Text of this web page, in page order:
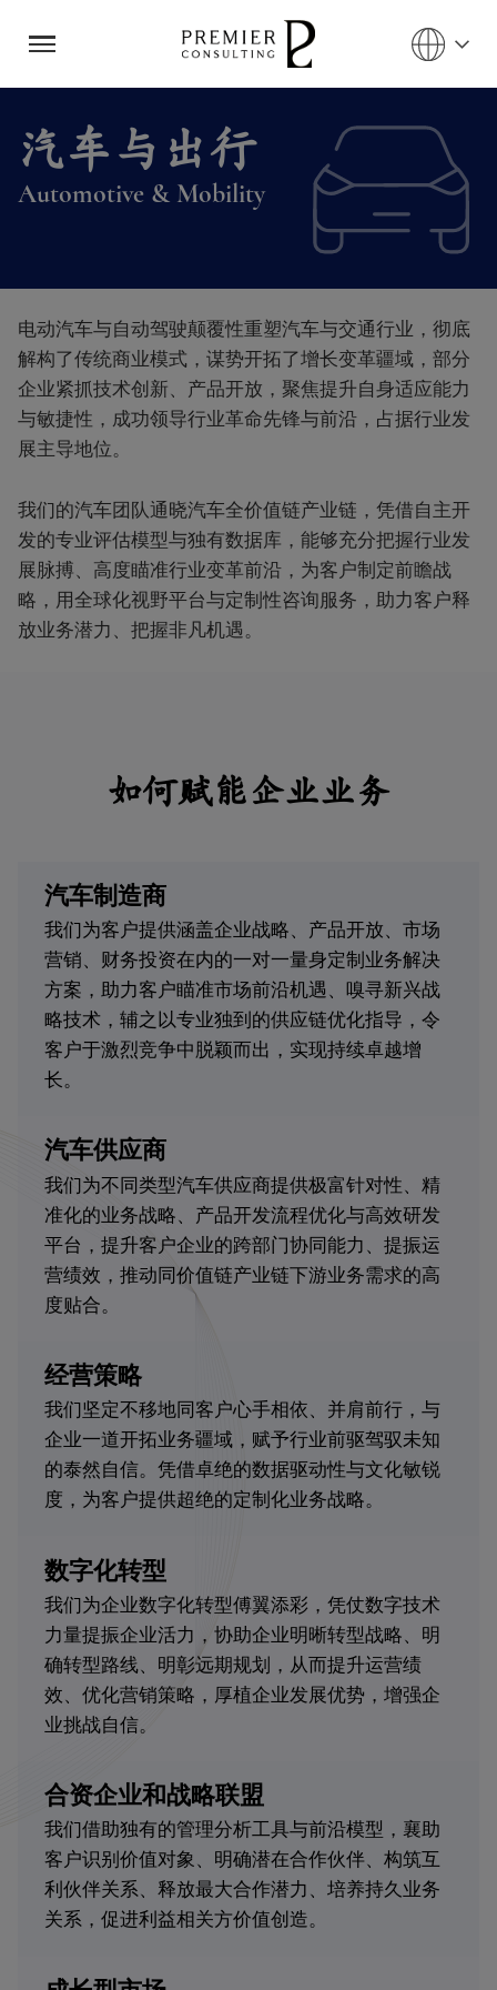
汽车与出行
Automotive & Mobility
电动汽车与自动驾驶颠覆性重塑汽车与交通行业，彻底
解构了传统商业模式，谋势开拓了增长变革疆域，部分
企业紧抓技术创新、产品开放，聚焦提升自身适应能力
与敏捷性，成功领导行业革命先锋与前沿，占据行业发
展主导地位。
我们的汽车团队通晓汽车全价值链产业链，凭借自主开
发的专业评估模型与独有数据库，能够充分把握行业发
展脉搏、高度瞄准行业变革前沿，为客户制定前瞻战
略，用全球化视野平台与定制性咨询服务，助力客户释
放业务潜力、把握非凡机遇。
如何赋能企业业务
汽车制造商
我们为客户提供涵盖企业战略、产品开放、市场
营销、财务投资在内的一对一量身定制业务解决
方案，助力客户瞄准市场前沿机遇、嗅寻新兴战
略技术，辅之以专业独到的供应链优化指导，令
客户于激烈竞争中脱颖而出，实现持续卓越增
长。
汽车供应商
我们为不同类型汽车供应商提供极富针对性、精
准化的业务战略、产品开发流程优化与高效研发
平台，提升客户企业的跨部门协同能力、提振运
营绩效，推动同价值链产业链下游业务需求的高
度贴合。
经营策略
我们坚定不移地同客户心手相依、并肩前行，与
企业一道开拓业务疆域，赋予行业前驱驾驭未知
的泰然自信。凭借卓绝的数据驱动性与文化敏锐
度，为客户提供超绝的定制化业务战略。
数字化转型
我们为企业数字化转型傅翼添彩，凭仗数字技术
力量提振企业活力，协助企业明晰转型战略、明
确转型路线、明彰远期规划，从而提升运营绩
效、优化营销策略，厚植企业发展优势，增强企
业挑战自信。
合资企业和战略联盟
我们借助独有的管理分析工具与前沿模型，襄助
客户识别价值对象、明确潜在合作伙伴、构筑互
利伙伴关系、释放最大合作潜力、培养持久业务
关系，促进利益相关方价值创造。